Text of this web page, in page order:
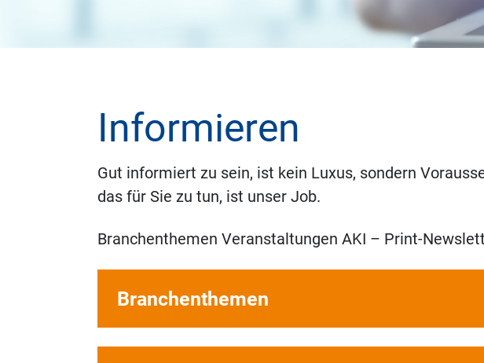
Informieren
Gut informiert zu sein, ist kein Luxus, sondern
das für Sie zu tun, ist unser Job.
Branchenthemen Veranstaltungen AKI – Print-
Branchenthemen